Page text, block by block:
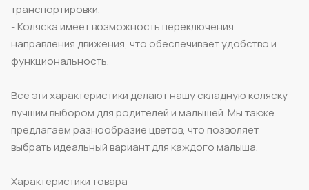
транспортировки.
- Коляска имеет возможность переключения
направления движения, что обеспечивает удобство и
функциональность.
Все эти характеристики делают нашу складную коляску
лучшим выбором для родителей и малышей. Мы также
предлагаем разнообразие цветов, что позволяет
выбрать идеальный вариант для каждого малыша.
Характеристики товара